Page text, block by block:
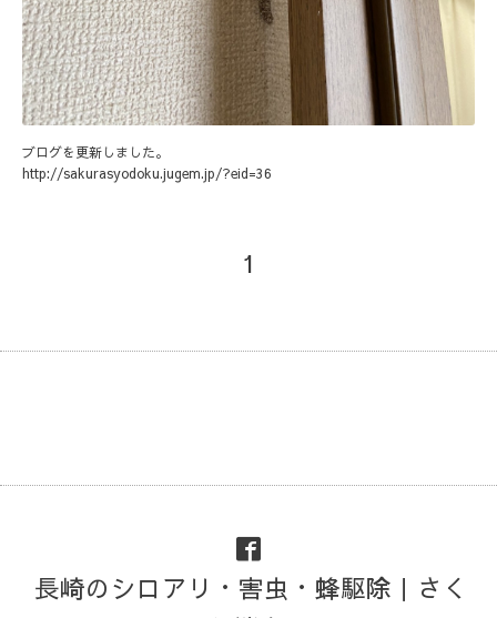
ブログを更新しました。
http://sakurasyodoku.jugem.jp/?eid=36
1
長崎のシロアリ・害虫・蜂駆除｜さく